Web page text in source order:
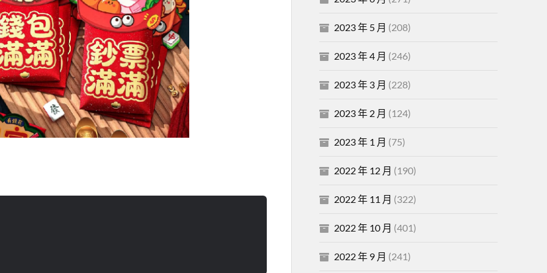
2023 年 5 月 (208)
2023 年 4 月 (246)
2023 年 3 月 (228)
2023 年 2 月 (124)
2023 年 1 月 (75)
2022 年 12 月 (190)
2022 年 11 月 (322)
2022 年 10 月 (401)
2022 年 9 月 (241)